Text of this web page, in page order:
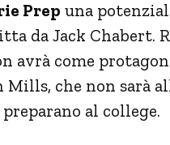
Prep una
da Jack Chabert.
avrà come
che non sarà
al college.